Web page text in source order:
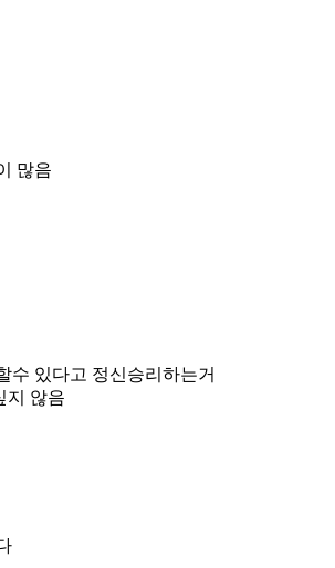
많음
수 있다고 정신승리하는거
지 않음